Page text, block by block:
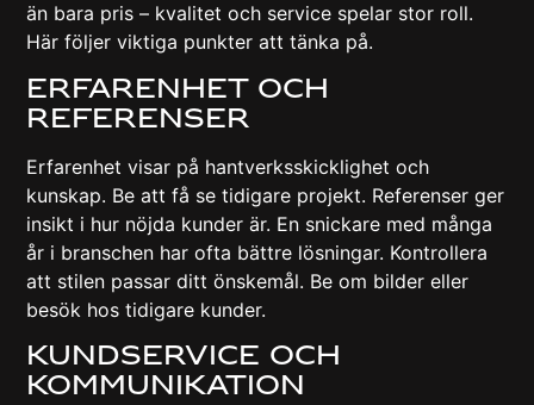
än bara pris – kvalitet och service spelar stor roll.
Här följer viktiga punkter att tänka på.
Erfarenhet Och
Referenser
Erfarenhet visar på hantverksskicklighet och
kunskap. Be att få se tidigare projekt. Referenser ger
insikt i hur nöjda kunder är. En snickare med många
år i branschen har ofta bättre lösningar. Kontrollera
att stilen passar ditt önskemål. Be om bilder eller
besök hos tidigare kunder.
Kundservice Och
Kommunikation